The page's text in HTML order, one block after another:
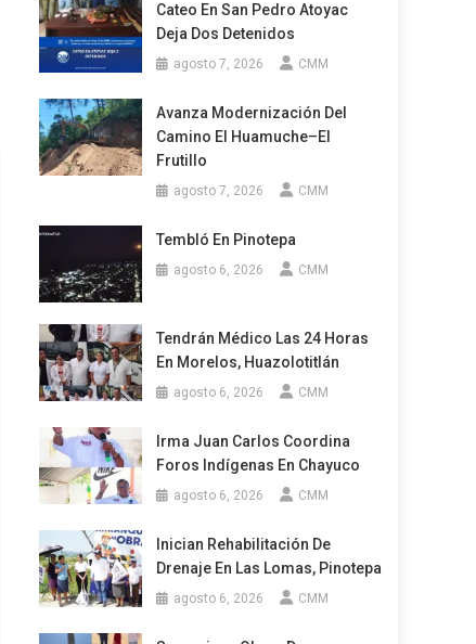
Cateo En San Pedro Atoyac
Deja Dos Detenidos
agosto 7, 2026 CMM
Avanza Modernización Del
Camino El Huamuche–El
Frutillo
agosto 7, 2026 CMM
Tembló En Pinotepa
agosto 6, 2026 CMM
Tendrán Médico Las 24 Horas
En Morelos, Huazolotitlán
agosto 6, 2026 CMM
Irma Juan Carlos Coordina
Foros Indígenas En Chayuco
agosto 6, 2026 CMM
Inician Rehabilitación De
Drenaje En Las Lomas, Pinotepa
agosto 6, 2026 CMM